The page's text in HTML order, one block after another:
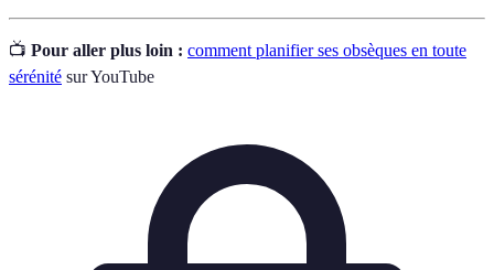
📺 Pour aller plus loin : comment planifier ses obsèques en toute
sérénité sur YouTube